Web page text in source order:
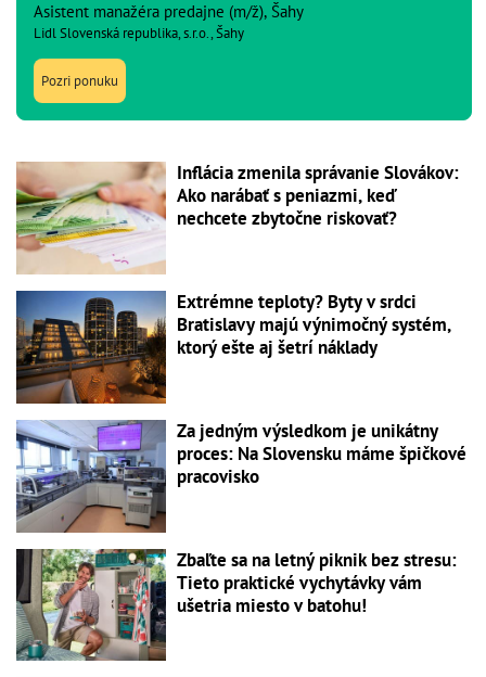
Asistent manažéra predajne (m/ž), Šahy
Lidl Slovenská republika, s.r.o., Šahy
Pozri ponuku
Inflácia zmenila správanie Slovákov:
Ako narábať s peniazmi, keď
nechcete zbytočne riskovať?
Extrémne teploty? Byty v srdci
Bratislavy majú výnimočný systém,
ktorý ešte aj šetrí náklady
Za jedným výsledkom je unikátny
proces: Na Slovensku máme špičkové
pracovisko
Zbaľte sa na letný piknik bez stresu:
Tieto praktické vychytávky vám
ušetria miesto v batohu!